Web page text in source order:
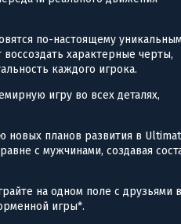
по-настоящему
характерные черты,
каждого игрока.
игру во всех деталях,
новых планов развития в
с мужчинами, создавая
на одном поле с друзьями в
игры*.